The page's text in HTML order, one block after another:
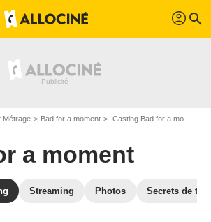
profil search
Métrage Bad for a moment Casting Bad for a moment
a moment
Streaming Photos Secrets de